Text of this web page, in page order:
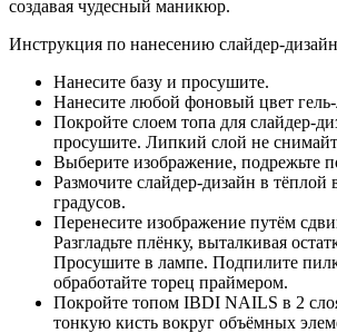
создавая чудесный маникюр.
Инструкция по нанесению слайдер-
Нанесите базу и просушите.
Нанесите любой фоновый цвет
Покройте слоем топа для слайдер-
просушите. Липкий слой не
Выберите изображение, подрежьте
Размочите слайдер-дизайн в
градусов.
Перенесите изображение путём
Разгладьте плёнку, выталкивая
Просушите в лампе. Подпилите
обработайте торец праймером.
Покройте топом IBDI NAILS в 2
тонкую кисть вокруг объёмных